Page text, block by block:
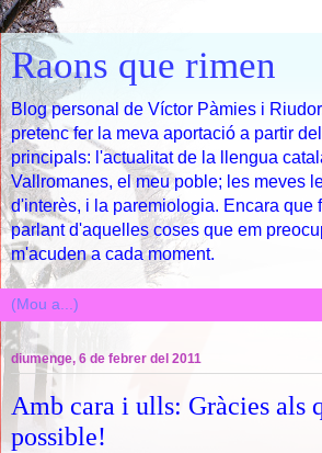
Raons que rimen
Blog personal de Víctor Pàmies i
pretenc fer la meva aportació a partir
principals: l'actualitat de la llengua
Vallromanes, el meu poble; les meves
d'interès, i la paremiologia. Encara que
parlant d'aquelles coses que em
m'acuden a cada moment.
diumenge, 6 de febrer del 2011
Amb cara i ulls: Gràcies als
possible!